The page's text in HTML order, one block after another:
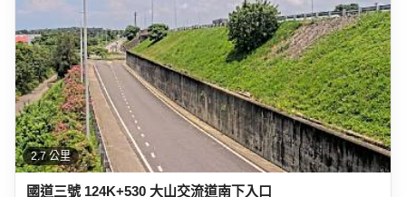
2.7 公里
國道三號 124K+530 大山交流道南下入口